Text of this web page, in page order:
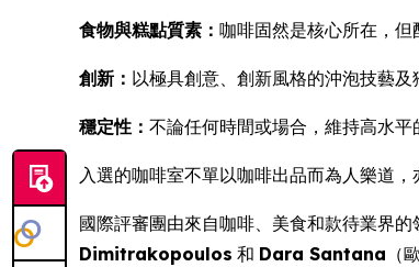
食物與糕點質素： 咖啡固然是核心所在，但
創新： 以極具創意、創新風格的沖泡技藝及
穩定性： 不論任何時間或場合，維持高水平
入選的咖啡室不單以咖啡出品而為人樂道
國際評審團由來自咖啡、美食和款待業界
Dimitrakopoulos 和 Dara Santana （